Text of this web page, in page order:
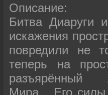
Описание:
Битва Диаруги
искажения
повредили не
теперь на
разъярённый
Мира... Его силы